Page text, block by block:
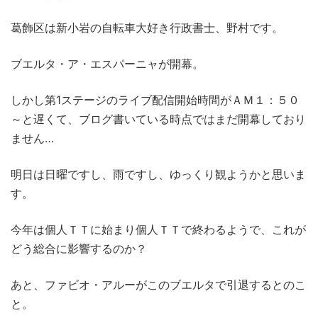
葛飾区は新小岩の自転車大好き行政書士、野村です。
ブエルタ・ア・エスパーニャが開幕。
しかし第1ステージのライブ配信開始時間がＡＭ１：５０
～と遅くて、ブログ書いている時点ではまだ開幕しており
ません…
明日は日曜ですし、雨ですし、ゆっくり観ようかと思いま
す。
今年は個人ＴＴに始まり個人ＴＴで終わるようで、これが
どう総合に影響するのか？
あと、ファビオ・アルーがこのブエルタで引退するとのこ
と。